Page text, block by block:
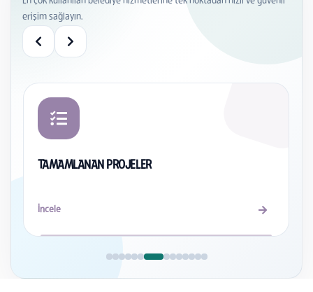
erişim sağlayın.
TAMAMLANAN PROJELER
İncele